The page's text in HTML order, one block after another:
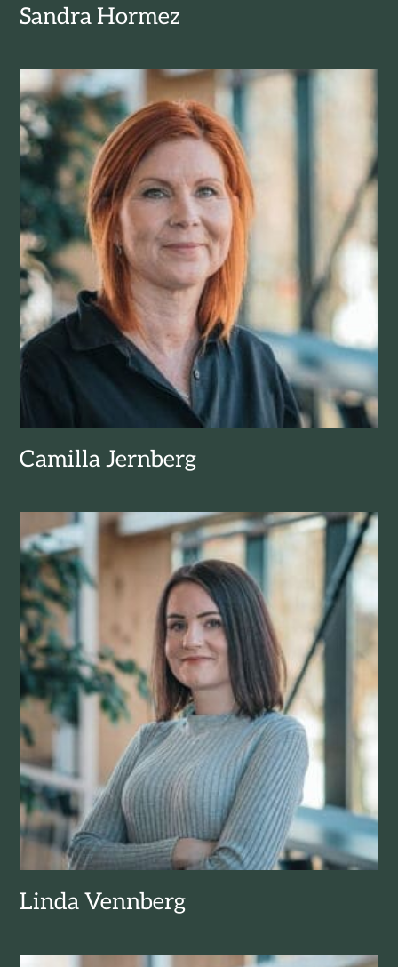
Sandra Hormez
Camilla Jernberg
Linda Vennberg